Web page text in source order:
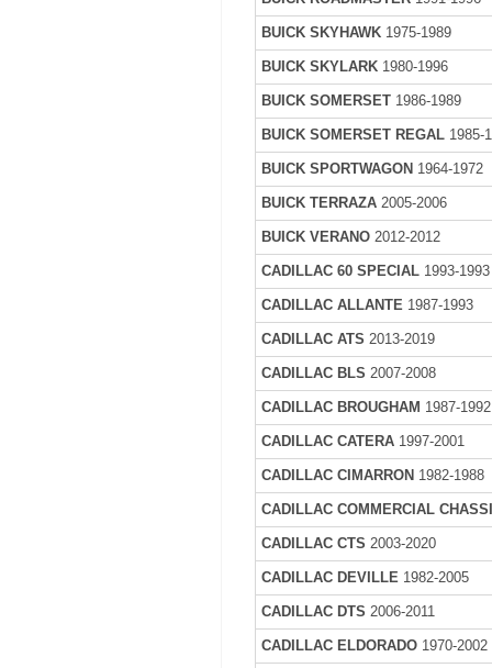
BUICK SKYHAWK 1975-1989
BUICK SKYLARK 1980-1996
BUICK SOMERSET 1986-1989
BUICK SOMERSET REGAL 1985-
BUICK SPORTWAGON 1964-1972
BUICK TERRAZA 2005-2006
BUICK VERANO 2012-2012
CADILLAC 60 SPECIAL 1993-1993
CADILLAC ALLANTE 1987-1993
CADILLAC ATS 2013-2019
CADILLAC BLS 2007-2008
CADILLAC BROUGHAM 1987-1992
CADILLAC CATERA 1997-2001
CADILLAC CIMARRON 1982-1988
CADILLAC COMMERCIAL
CADILLAC CTS2003-2020
CADILLAC DEVILLE 1982-2005
CADILLAC DTS 2006-2011
CADILLAC ELDORADO 1970-2002